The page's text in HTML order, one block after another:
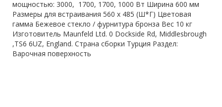
мощностью: 3000, 1700, 1700, 1000 Вт Ширина 600 мм
Размеры для встраивания 560 х 485 (Ш*Г) Цветовая
гамма Бежевое стекло / фурнитура бронза Вес 10 кг
Изготовитель Maunfeld Ltd. 0 Dockside Rd, Middlesbrough
,TS6 6UZ, England. Страна сборки Турция Раздел:
Варочная поверхность